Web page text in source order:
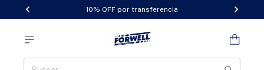
10% OFF por transferencia